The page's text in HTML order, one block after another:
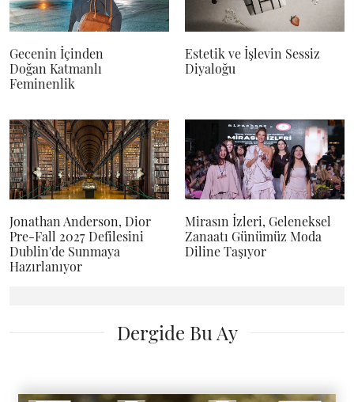
Gecenin İçinden
Doğan Katmanlı
Feminenlik
Estetik ve İşlevin Sessiz
Diyaloğu
Jonathan Anderson, Dior
Pre-Fall 2027 Defilesini
Dublin'de Sunmaya
Hazırlanıyor
Mirasın İzleri, Geleneksel
Zanaatı Günümüz Moda
Diline Taşıyor
Dergide Bu Ay